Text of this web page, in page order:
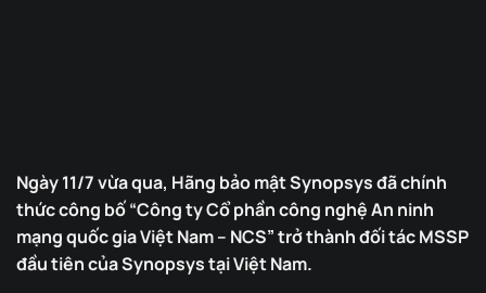
Ngày 11/7 vừa qua, Hãng bảo mật Synopsys đã chính
thức công bố “Công ty Cổ phần công nghệ An ninh
mạng quốc gia Việt Nam – NCS” trở thành đối tác MSSP
đầu tiên của Synopsys tại Việt Nam.